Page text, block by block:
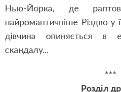
Нью-Йорка, де
найромантичніше Різдво у
дівчина опиняється в
скандалу...
***
Розділ